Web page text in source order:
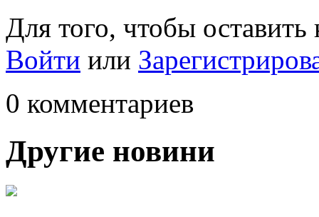
Для того, чтобы
Войти или
0 комментариев
Другие новини